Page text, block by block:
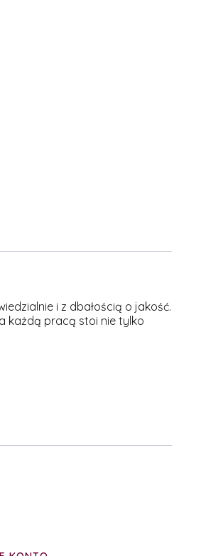
i z dbałością o jakość.
każdą pracą stoi nie tylko